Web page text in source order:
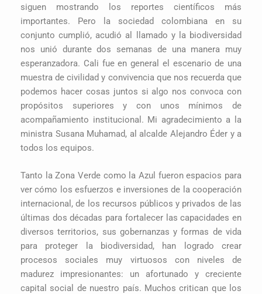
siguen mostrando los reportes científicos más
importantes. Pero la sociedad colombiana en su
conjunto cumplió, acudió al llamado y la biodiversidad
nos unió durante dos semanas de una manera muy
esperanzadora. Cali fue en general el escenario de una
muestra de civilidad y convivencia que nos recuerda que
podemos hacer cosas juntos si algo nos convoca con
propósitos superiores y con unos mínimos de
acompañamiento institucional. Mi agradecimiento a la
ministra Susana Muhamad, al alcalde Alejandro Éder y a
todos los equipos.
Tanto la Zona Verde como la Azul fueron espacios para
ver cómo los esfuerzos e inversiones de la cooperación
internacional, de los recursos públicos y privados de las
últimas dos décadas para fortalecer las capacidades en
diversos territorios, sus gobernanzas y formas de vida
para proteger la biodiversidad, han logrado crear
procesos sociales muy virtuosos con niveles de
madurez impresionantes: un afortunado y creciente
capital social de nuestro país. Muchos critican que los